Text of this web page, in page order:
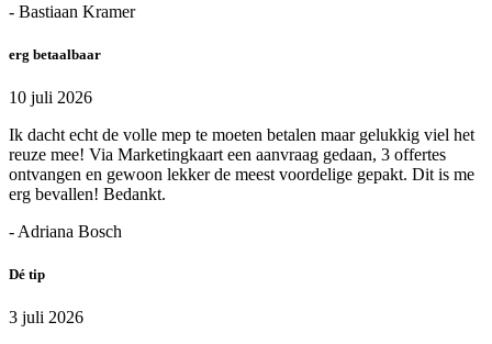
- Bastiaan Kramer
erg betaalbaar
10 juli 2026
Ik dacht echt de volle mep te moeten betalen maar gelukkig viel het
reuze mee! Via Marketingkaart een aanvraag gedaan, 3 offertes
ontvangen en gewoon lekker de meest voordelige gepakt. Dit is me
erg bevallen! Bedankt.
- Adriana Bosch
Dé tip
3 juli 2026